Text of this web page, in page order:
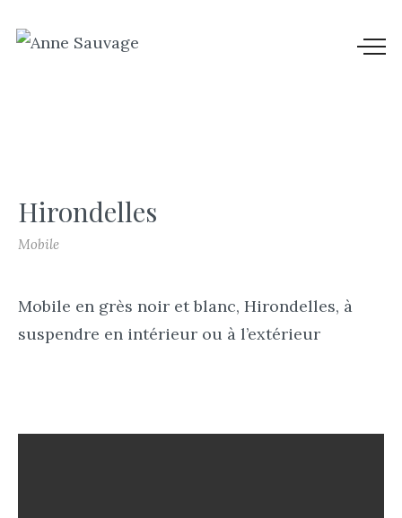
Hirondelles
Mobile
Mobile en grès noir et blanc, Hirondelles, à
suspendre en intérieur ou à l’extérieur